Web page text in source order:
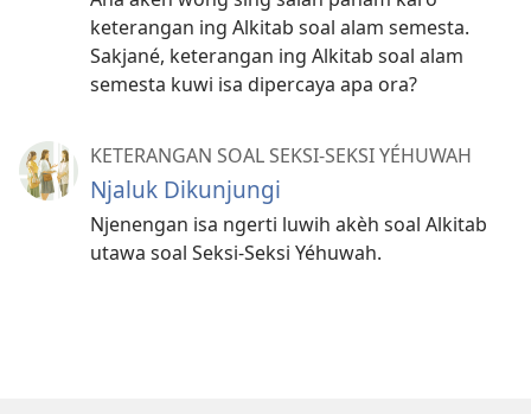
keterangan ing Alkitab soal alam semesta.
Sakjané, keterangan ing Alkitab soal alam
semesta kuwi isa dipercaya apa ora?
KETERANGAN SOAL SEKSI-SEKSI YÉHUWAH
Njaluk Dikunjungi
Njenengan isa ngerti luwih akèh soal Alkitab
utawa soal Seksi-Seksi Yéhuwah.